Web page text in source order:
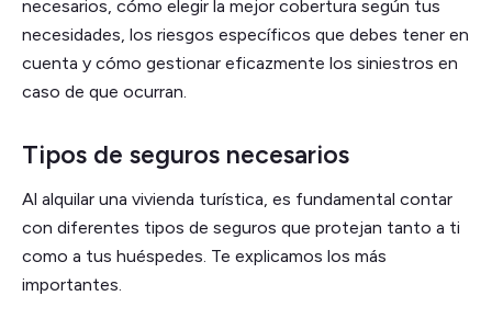
necesarios, cómo elegir la mejor cobertura según tus
necesidades, los riesgos específicos que debes tener en
cuenta y cómo gestionar eficazmente los siniestros en
caso de que ocurran.
Tipos de seguros necesarios
Al alquilar una vivienda turística, es fundamental contar
con diferentes tipos de seguros que protejan tanto a ti
como a tus huéspedes. Te explicamos los más
importantes.